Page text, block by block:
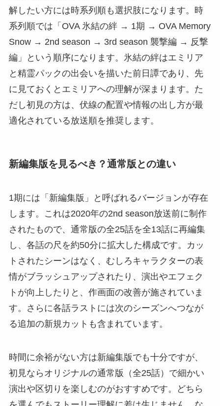
解したい方には時系列順も選択肢になります。時
系列順では「OVA 氷結の絆 → 1期 → OVA Memory
Snow → 2nd season → 3rd season 襲撃編 → 反撃
編」という順序になります。氷結の絆はエミリア
と精霊パックの出会いを描いた前日譚であり、先
に見ておくとエミリアへの理解が深まります。た
だし初見の方は、伏線の配置や情報の出し方が最
適化されている放送順を推奨します。
新編集版を見るべき？通常版との違い
1期には「新編集版」と呼ばれるバージョンが存在
します。これは2020年の2nd season放送前に制作
されたもので、通常版の全25話を全13話に再編集
し、各話の尺を約50分に拡大した構成です。カッ
トされたシーンはなく、むしろキャラクターの表
情がブラッシュアップされたり、演出やエフェク
トが向上したりと、作画面の改善が施されていま
す。さらに各話ラストには次のシーズンへつなが
る追加の新規カットも含まれています。
時間に余裕がない方は新編集版でも十分ですが、
初見ならオリジナルの通常版（全25話）で細かい
演出や区切りを楽しむのがおすすめです。どちら